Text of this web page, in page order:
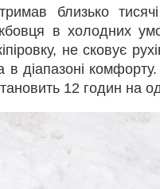
близько
в холодних
не сковує
в діапазоні
12 годин на